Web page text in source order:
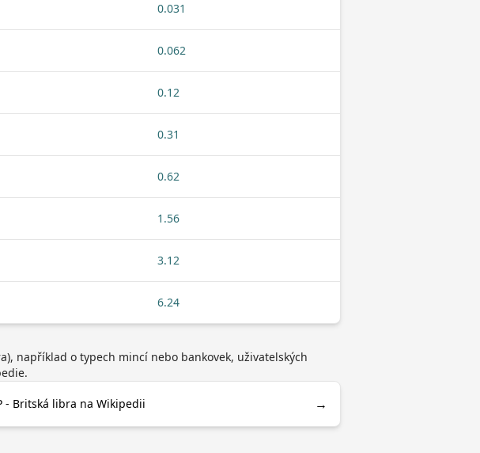
0.031
0.062
0.12
0.31
0.62
1.56
3.12
6.24
například o typech mincí nebo bankovek, uživatelských
- Britská libra na Wikipedii →